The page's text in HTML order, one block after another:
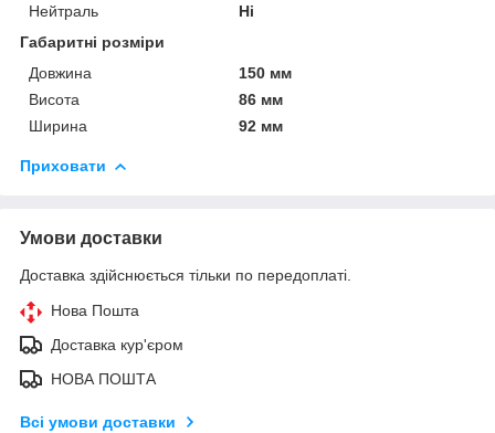
Нейтраль
Ні
Габаритні розміри
Довжина
150 мм
Висота
86 мм
Ширина
92 мм
Приховати
Умови доставки
Доставка здійснюється тільки по передоплаті.
Нова Пошта
Доставка кур'єром
НОВА ПОШТА
Всі умови доставки